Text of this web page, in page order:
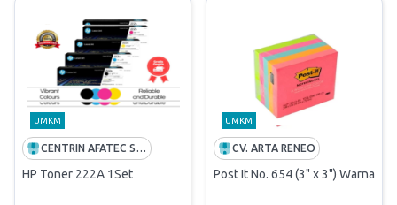
UMKM
CENTRIN AFATEC SOLUSI
HP Toner 222A 1Set
UMKM
CV. ARTA RENEO
Post It No. 654 (3" x 3") Warna